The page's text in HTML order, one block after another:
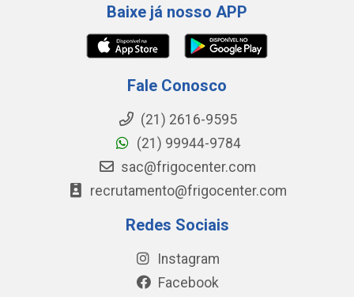
Baixe já nosso APP
Fale Conosco
(21) 2616-9595
(21) 99944-9784
sac@frigocenter.com
recrutamento@frigocenter.com
Redes Sociais
Instagram
Facebook